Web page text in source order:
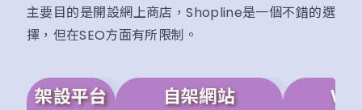
主要目的是開設網上商店，Shopline是一個不錯的選
擇，但在SEO方面有所限制。
架設平台 自架網站